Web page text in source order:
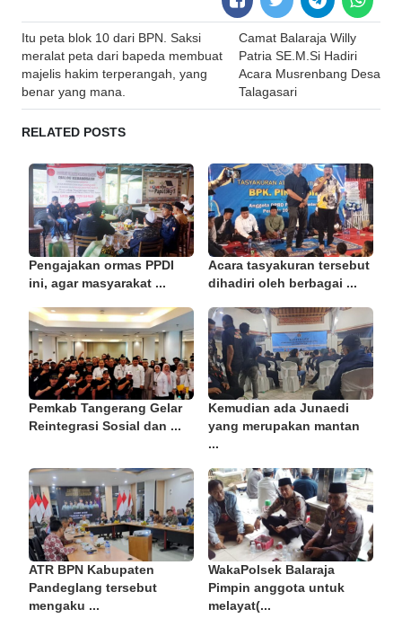
Post
navigation
Itu peta blok 10 dari BPN. Saksi
meralat peta dari bapeda membuat
majelis hakim terperangah, yang
benar yang mana.
Camat Balaraja Willy
Patria SE.M.Si Hadiri
Acara Musrenbang Desa
Talagasari
RELATED POSTS
Pengajakan ormas PPDI
ini, agar masyarakat ...
Acara tasyakuran tersebut
dihadiri oleh berbagai ...
Pemkab Tangerang Gelar
Reintegrasi Sosial dan ...
Kemudian ada Junaedi
yang merupakan mantan
...
ATR BPN Kabupaten
Pandeglang tersebut
mengaku ...
WakaPolsek Balaraja
Pimpin anggota untuk
melayat(...